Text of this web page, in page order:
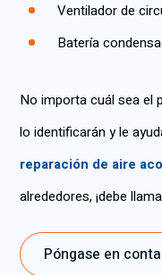
Ventilador de
Batería
No importa cuál sea el
lo identificarán y le
reparación de aire
alrededores, ¡debe
Póngase en